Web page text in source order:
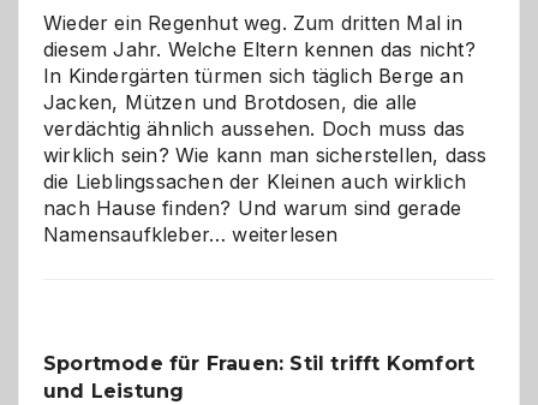
die
richtige
Wahl?
Wieder ein Regenhut weg. Zum dritten Mal in
diesem Jahr. Welche Eltern kennen das nicht?
In Kindergärten türmen sich täglich Berge an
Jacken, Mützen und Brotdosen, die alle
verdächtig ähnlich aussehen. Doch muss das
wirklich sein? Wie kann man sicherstellen, dass
die Lieblingssachen der Kleinen auch wirklich
nach Hause finden? Und warum sind gerade
Namensaufkleber…Namensaufkleber
gegen
weiterlesen
Sportmode für Frauen: Stil trifft Komfort
und Leistung